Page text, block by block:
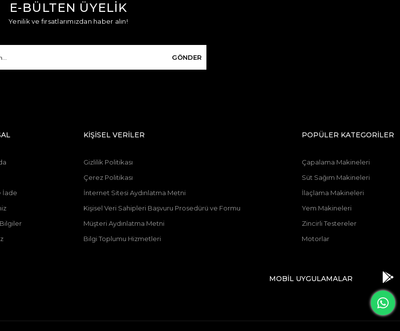
E-BÜLTEN ÜYELİK
Yenilik ve fırsatlarımızdan haber alın!
GÖNDER
İade
KİŞİSEL VERİLER
Gizlilik Politikası
Çerez Politikası
İnternet Sitesi Aydınlatma Metni
Kişisel Veri Sahipleri Başvuru Prosedürü ve Formu
Müşteri Aydınlatma Metni
Bilgi Toplumu Hizmetleri
POPÜLER KATEGORİLER
Çapalama Makineleri
Süt Sağım Makineleri
İlaçlama Makineleri
Yem Makineleri
Zincirli Testereler
Motorlar
MOBİL UYGULAMALAR